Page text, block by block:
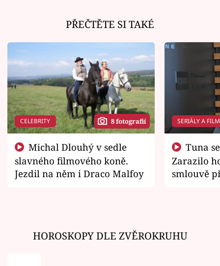
Sledujte nás
PŘEČTĚTE SI TAKÉ
CELEBRITY 8 fotografií
slavného filmového koně.
Jezdil na něm i Draco Malfoy
SERIÁLY A
Zarazilo
smlouvě
HOROSKOPY DLE ZVĚROKRUHU